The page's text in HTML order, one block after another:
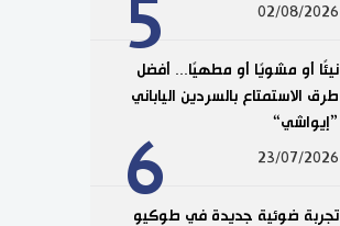
5
02/08/2026
6
نيئًا أو مشويًا أو مطهيًا... أفضل
طرق الاستمتاع بالسردين الياباني
”إيواشي“
23/07/2026
تجربة ضوئية جديدة في طوكيو